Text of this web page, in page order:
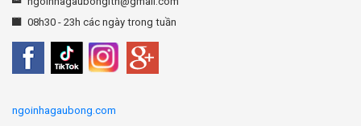
08h30 - 23h các ngày trong tuần
ngoinhagaubong.com